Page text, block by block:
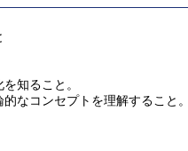
知ること。
なコンセプトを理解すること。